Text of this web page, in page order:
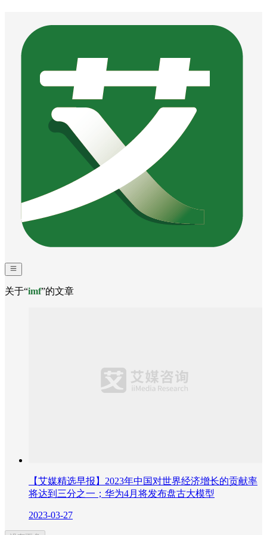
关于“imf”的文章
【艾媒精选早报】2023年中国对世界经济增长的贡献率
将达到三分之一；华为4月将发布盘古大模型
2023-03-27